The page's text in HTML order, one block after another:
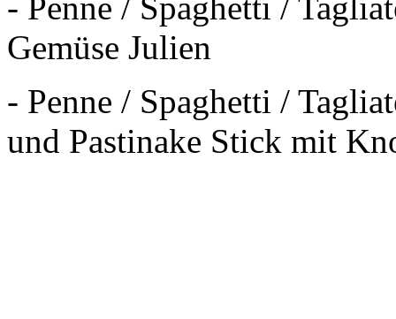
- Penne / Spaghetti /
Gemüse Julien
- Penne / Spaghetti /
und Pastinake Stick mit